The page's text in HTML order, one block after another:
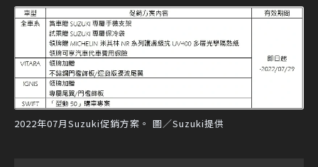
2022年07月Suzuki促銷方案。 圖／Suzuki提供